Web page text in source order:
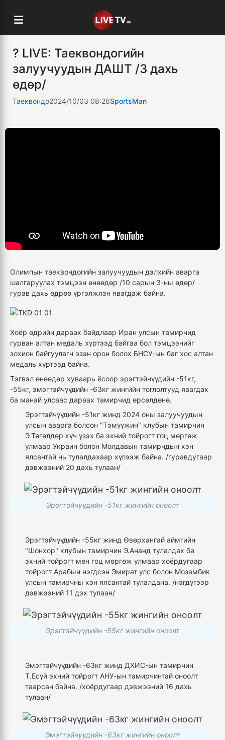
? LIVE: Таеквондогийн
залуучуудын ДАШТ /3 дахь
өдөр/
Таеквондо2024/10/03 08:26SportsMan
Олимпын таеквондогийн залуучуудын дэлхийн аварга
шалгаруулах тэмцээн өнөөдөр /10 сарын 3-ны өдөр/
гурав дахь өдрөө үргэлжлэн явагдаж байна.
Хоёр өдрийн дараах байдлаар Иран улсын тамирчид
гурван алтан медаль хүртээд байгаа бол тэмцээнийг
зохион байгуулагч эзэн орон болох БНСУ-ын баг хос алтан
медаль хүртээд байна.
Тэгвэл өнөөдөр хуваарь ёсоор эрэгтэйчүүдийн -51кг,
-55кг, эмэгтэйчүүдийн -63кг жингийн тоглолтууд явагдах
ба манай улсаас дараах тамирчид өрсөлдөнө.
Эрэгтэйчүүдийн -51кг жинд 2024 оны залуучуудын
улсын аварга болсон "Тэмүүжин" клубын тамирчин
Э.Төгөлдөр хүч үзэх ба эхний тойрогт гоц мөргөж
улмаар Украин болон Молдавын тамирчдын хэн
ялсантай нь тулалдахаар хүлээж байна. /гуравдугаар
дэвжээний 20 дахь тулаан/
Эрэгтэйчүүдийн -51кг жингийн оноолт
Эрэгтэйчүүдийн -55кг жинд Өвөрхангай аймгийн
"Шонхор" клубын тамирчин Э.Ананд тулалдах ба
эхний тойрогт мөн гоц мөргөж улмаар хоёрдугаар
тойрогт Арабын нэгдсэн Эмират улс болон Мозамбик
улсын тамирчны хэн ялсантай тулалдана. /нэгдүгээр
дэвжээний 11 дэх тулаан/
Эрэгтэйчүүдийн -55кг жингийн оноолт
Эмэгтэйчүүдийн -63кг жинд ДХИС-ын тамирчин
Т.Есүй эхний тойрогт АНУ-ын тамирчинтай оноолт
таарсан байна. /хоёрдугаар дэвжээний 16 дахь
тулаан/
Эмэгтэйчүүдийн -63кг жингийн оноолт